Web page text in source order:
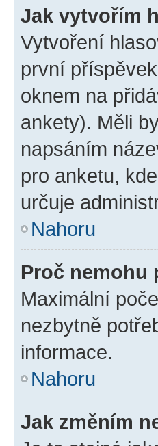
Jak vytvořím
Vytvoření
první
oknem na
ankety). Měli
napsáním
pro anketu,
určuje
Nahoru
Proč nemohu
Maximální
nezbytně
informace.
Nahoru
Jak změním